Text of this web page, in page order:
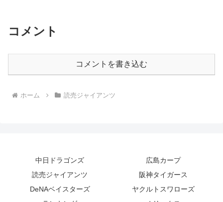
コメント
コメントを書き込む
ホーム 読売ジャイアンツ
中日ドラゴンズ
広島カープ
読売ジャイアンツ
阪神タイガース
DeNAベイスターズ
ヤクルトスワローズ